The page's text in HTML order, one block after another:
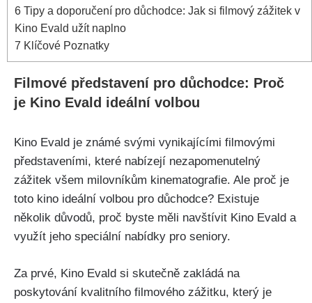
6 Tipy a doporučení pro důchodce: Jak si filmový zážitek v
Kino Evald užít naplno
7 Klíčové Poznatky
Filmové představení pro důchodce: Proč
je Kino Evald ideální volbou
Kino Evald je známé svými vynikajícími filmovými
představeními, které nabízejí nezapomenutelný
zážitek všem milovníkům kinematografie. Ale proč je
toto kino ideální volbou pro důchodce? Existuje
několik důvodů, proč byste měli navštívit Kino Evald a
využít jeho speciální nabídky pro seniory.
Za prvé, Kino Evald si skutečně zakládá na
poskytování kvalitního filmového zážitku, který je